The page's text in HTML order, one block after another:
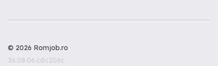
© 2026 Romjob.ro
26.08.06.c0c206c